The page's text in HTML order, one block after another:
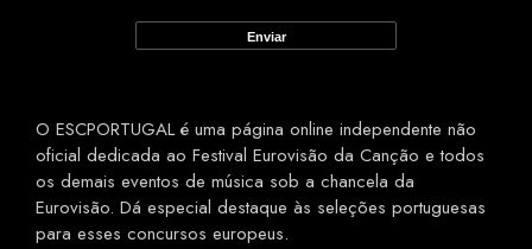
O ESCPORTUGAL é uma página online independente não
oficial dedicada ao Festival Eurovisão da Canção e todos
os demais eventos de música sob a chancela da
Eurovisão. Dá especial destaque às seleções portuguesas
para esses concursos europeus.